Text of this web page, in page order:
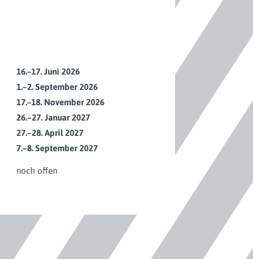
16.–17. Juni 2026
1.–2. September 2026
17.–18. November 2026
26.–27. Januar 2027
27.–28. April 2027
7.–8. September 2027
noch offen